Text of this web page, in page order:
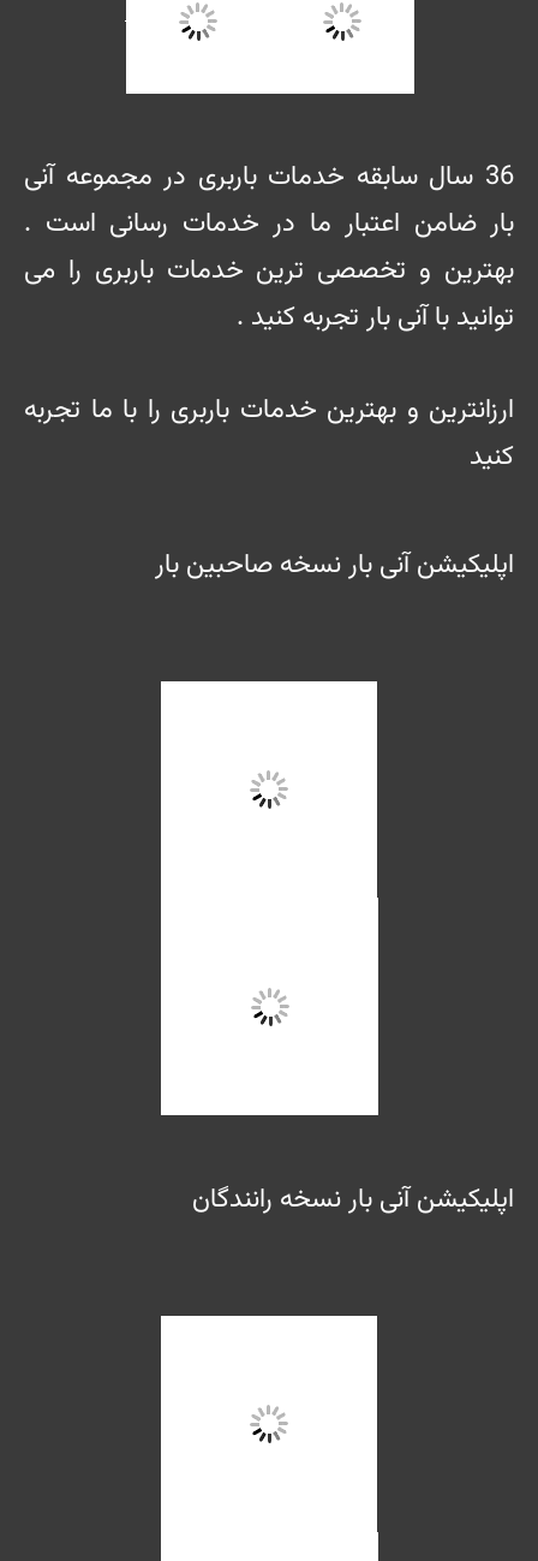
36 سال سابقه خدمات باربری در مجموعه آنی
بار ضامن اعتبار ما در خدمات رسانی است .
بهترین و تخصصی ترین خدمات باربری را می
توانید با آنی بار تجربه کنید .
ارزانترین و بهترین خدمات باربری را با ما تجربه
کنید
اپلیکیشن آنی بار نسخه صاحبین بار
اپلیکیشن آنی بار نسخه رانندگان